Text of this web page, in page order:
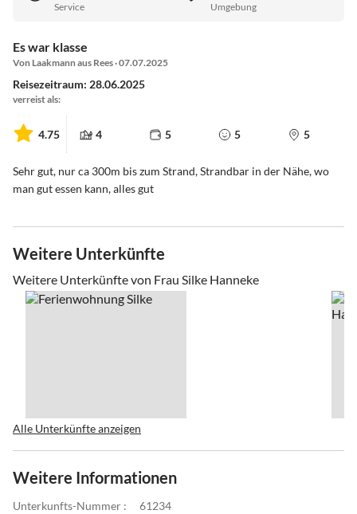
Service Umgebung
Es war klasse
Von Laakmann aus Rees · 07.07.2025
Reisezeitraum: 28.06.2025
verreist als:
4.75 4 5 5 5
Sehr gut, nur ca 300m bis zum Strand, Strandbar in der Nähe, wo
man gut essen kann, alles gut
Weitere Unterkünfte
Weitere Unterkünfte von Frau Silke Hanneke
Alle Unterkünfte anzeigen
Weitere Informationen
Unterkunfts-Nummer : 61234